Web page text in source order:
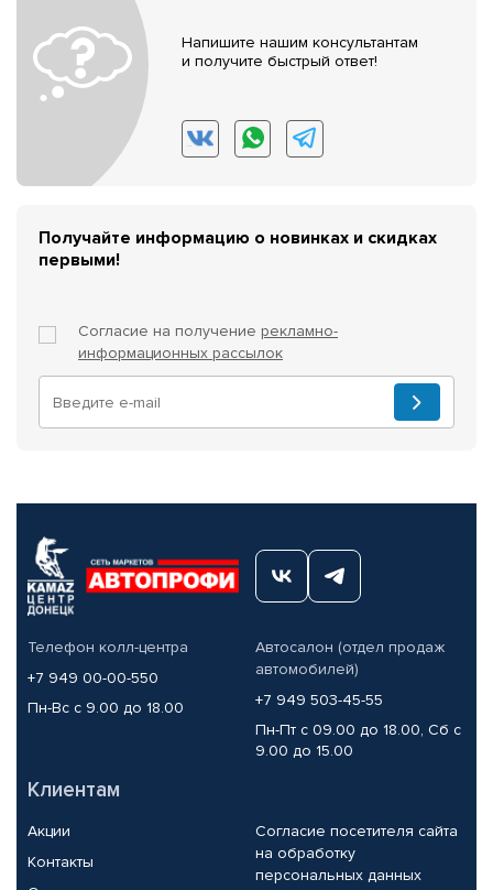
Напишите нашим консультантам
и получите быстрый ответ!
Получайте информацию о новинках и скидках
первыми!
Согласие на получение рекламно-
информационных рассылок
Телефон колл-центра
+7 949 00-00-550
Пн-Вс с 9.00 до 18.00
Автосалон (отдел продаж
автомобилей)
+7 949 503-45-55
Пн-Пт с 09.00 до 18.00, Сб с
9.00 до 15.00
Клиентам
Акции
Контакты
Согласие посетителя сайта
на обработку
персональных данных